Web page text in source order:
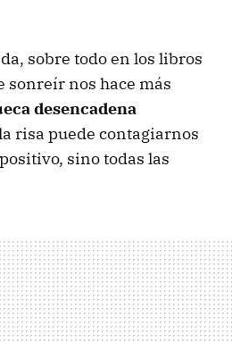
sobre todo en los libros
sonreír nos hace más
desencadena
risa puede contagiarnos
sino todas las